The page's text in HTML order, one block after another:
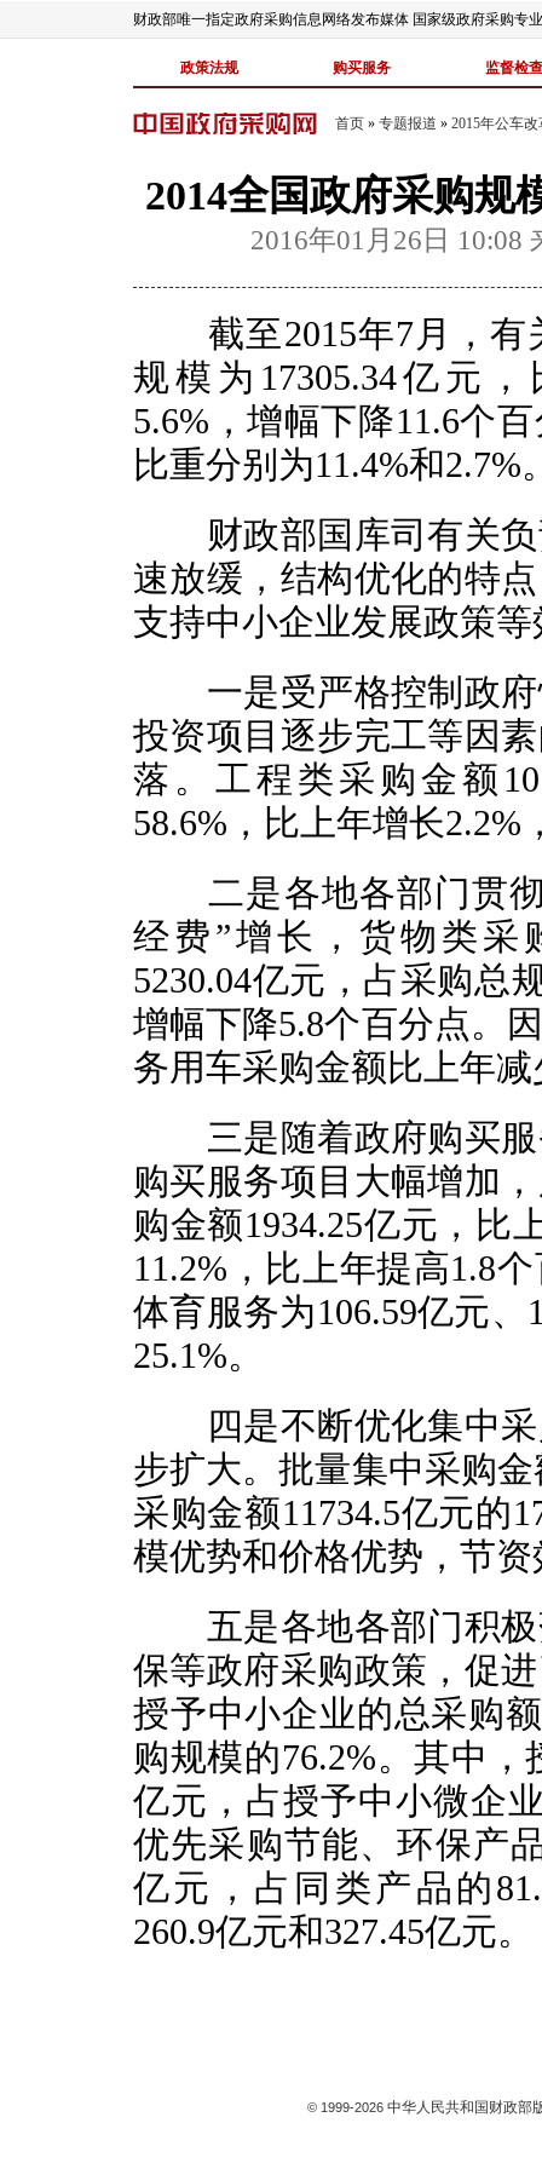
财政部唯一指定政府采购信息网络发布媒体 国家级政府采购专
政策法规 购买服务 监督检查
首页 » 专题报道 » 2015年公车
2014全国政府采购规
2016年01月26日 10:08
截至2015年7月，有
规模为17305.34亿元
5.6%，增幅下降11.6个
比重分别为11.4%和2.7%
财政部国库司有关负
速放缓，结构优化的特
支持中小企业发展政策
一是受严格控制政府
投资项目逐步完工等因
落。工程类采购金额
58.6%，比上年增长
二是各地各部门贯彻
经费”增长，货物类采
5230.04亿元，占采购总
增幅下降5.8个百分点。
务用车采购金额比上年减
三是随着政府购买服
购买服务项目大幅增加
购金额1934.25亿元，比
11.2%，比上年提高1.8
体育服务为106.59亿元、
25.1%。
四是不断优化集中采
步扩大。批量集中采购
采购金额11734.5亿元的
模优势和价格优势，节
五是各地各部门积极
保等政府采购政策，促
授予中小企业的总采购
购规模的76.2%。其中
亿元，占授予中小微企
优先采购节能、环保产
亿元，占同类产品的
260.9亿元和327.45亿元。
© 1999-2026 中华人民共和国财政部